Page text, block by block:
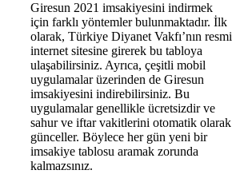
Giresun 2021 imsakiyesini indirmek
için farklı yöntemler bulunmaktadır. İlk
olarak, Türkiye Diyanet Vakfı’nın resmi
internet sitesine girerek bu tabloya
ulaşabilirsiniz. Ayrıca, çeşitli mobil
uygulamalar üzerinden de Giresun
imsakiyesini indirebilirsiniz. Bu
uygulamalar genellikle ücretsizdir ve
sahur ve iftar vakitlerini otomatik olarak
günceller. Böylece her gün yeni bir
imsakiye tablosu aramak zorunda
kalmazsınız.